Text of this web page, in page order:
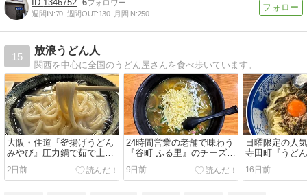
1346752 6
週間IN:70 週間OUT:130 月間IN:250
15
放浪うどん人
関西を中心に全国のうどん屋さんを食べ歩いています。
大阪・住道『釜揚げうどん
みやび』圧力鍋で茹で上げ
る、もっちり食感の讃岐う
どん
2日前
24時間営業の老舗で味わう
『谷町 ふる里』のチーズカ
レーうどん
9日前
日曜限定の人
寺田町『うど
で味わう絶品
16日前